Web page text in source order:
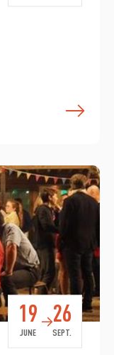
19
JUNE
26
SEPT.